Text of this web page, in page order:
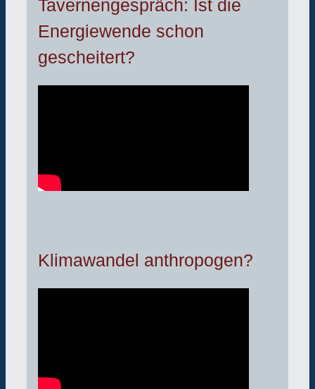
Tavernengespräch: Ist die
Energiewende schon
gescheitert?
Klimawandel anthropogen?